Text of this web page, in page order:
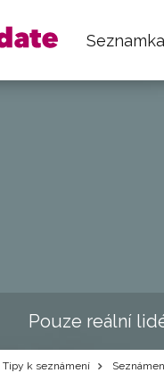
Seznamka
Pouze reální
Tipy k seznámení